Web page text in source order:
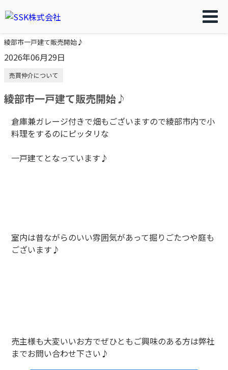
綾部市一戸建て販売開始♪
2026年06月29日
売買仲介について
綾部市一戸建て販売開始♪
倉庫兼ガレージ付きで畑もございますので綾部市内で小
料理をするのにピッタリな
一戸建てとなっています♪
室内は昔ながらのいい雰囲気があって掘りごたつや庭も
ございます♪
売主様も大変いいお方でぜひともご興味のある方は弊社
までお問い合わせ下さい♪